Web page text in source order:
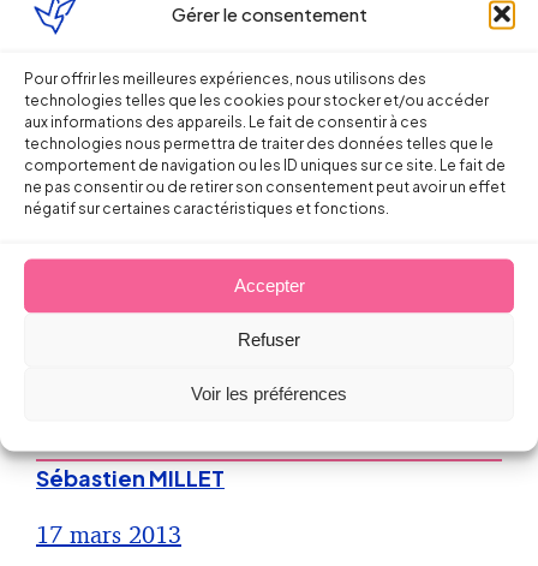
Gérer le consentement
Pour offrir les meilleures expériences, nous utilisons des
technologies telles que les cookies pour stocker et/ou accéder
aux informations des appareils. Le fait de consentir à ces
technologies nous permettra de traiter des données telles que le
comportement de navigation ou les ID uniques sur ce site. Le fait de
ne pas consentir ou de retirer son consentement peut avoir un effet
négatif sur certaines caractéristiques et fonctions.
Accepter
Refuser
Voir les préférences
18 avril 2013
Prévoyance, santé et retraite :
l’égalité de traitement ne s’applique
qu’entre les salariés relevant d’une
même catégorie professionnelle
Sébastien MILLET
17 mars 2013